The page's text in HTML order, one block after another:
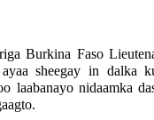
Burkina Faso
sheegay in dalka
laabanayo nidaamka